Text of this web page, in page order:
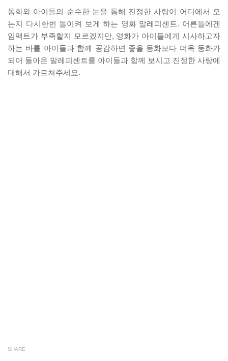
동화와 아이들의 순수한 눈을 통해 진정한 사랑이 어디에서 오
는지 다시한번 돌이켜 보게 하는 영화 말레피센트. 어른들에겐
임팩트가 부족할지 모르겠지만, 영화가 아이들에게 시사하고자
하는 바를 아이들과 함께 공감하면 좋을 동화보다 더욱 동화가
되어 돌아온 말레피센트를 아이들과 함께 보시고 진정한 사랑에
대해서 가르쳐주세요.
SHARE